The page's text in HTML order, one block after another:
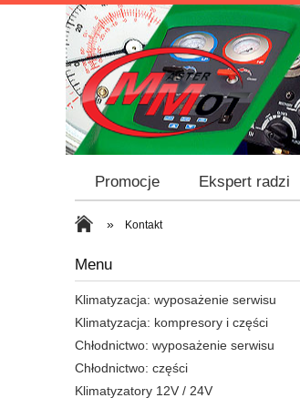
Promocje Ekspert radzi
» Kontakt
Menu
Klimatyzacja: wyposażenie serwisu
Klimatyzacja: kompresory i części
Chłodnictwo: wyposażenie serwisu
Chłodnictwo: części
Klimatyzatory 12V / 24V